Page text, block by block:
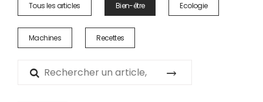
Tous les articles Bien-être Ecologie
Machines Recettes